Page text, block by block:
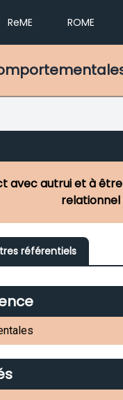
ReME ROME
autrui et à
référentiels